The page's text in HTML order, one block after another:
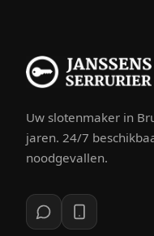
Uw slotenmaker in
jaren. 24/7
noodgevallen.